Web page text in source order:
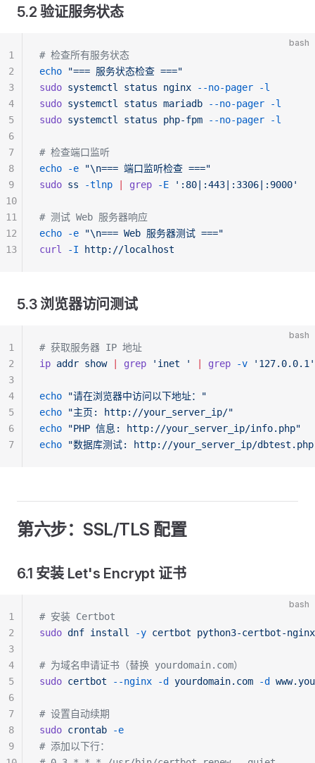
5.2 验证服务状态
bash
# 检查所有服务状态
echo "=== 服务状态检查 ==="
sudo systemctl status nginx --no-pager -l
sudo systemctl status mariadb --no-pager -l
sudo systemctl status php-fpm --no-pager -l
# 检查端口监听
echo -e "\n=== 端口监听检查 ==="
sudo ss -tlnp grep -E ':80|:443|:3306|:9000'
# 测试 Web 服务器响应
echo -e "\n=== Web 服务器测试 ==="
curl
-I http://localhost
1
2
3
4
5
6
7
8
9
10
11
12
13
5.3 浏览器访问测试
bash
# 获取服务器 IP 地址
ip addr show | grep 'inet ' grep -v '127.0.0.1'
echo "请在浏览器中访问以下地址："
echo "主页: http://your_server_ip/"
echo "PHP 信息: http://your_server_ip/info.php"
echo "数据库测试: http://your_server_ip/
1
2
3
4
5
6
7
第六步：SSL/TLS 配置
6.1 安装 Let's Encrypt 证书
bash
# 安装 Certbot
sudo dnf install -y certbot python3-certbot-nginx
# 为域名申请证书（替换 yourdomain.com）
sudo certbot --nginx -d yourdomain.com -d
# 设置自动续期
sudo crontab -e
# 添加以下行：
1
2
3
4
5
6
7
8
9